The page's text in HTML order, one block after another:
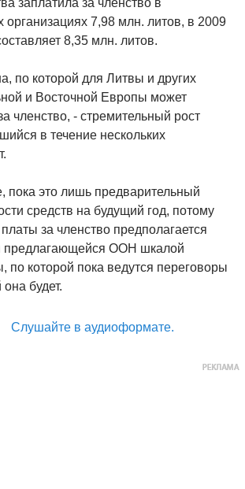
7,98 млн. литов, в 2009
8,35 млн. литов.
по которой для Литвы и других
и Восточной Европы может
членство, - стремительный рост
в течение нескольких
пока это лишь предварительный
средств на будущий год, потому
за членство предполагается
предлагающейся ООН шкалой
по которой пока ведутся переговоры
будет.
Слушайте в аудиоформате.